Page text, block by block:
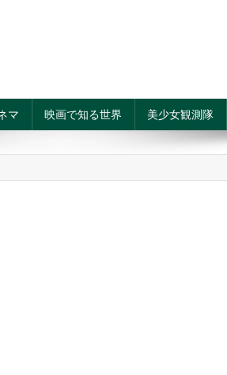
マ 映画で知る世界 美少女観測隊